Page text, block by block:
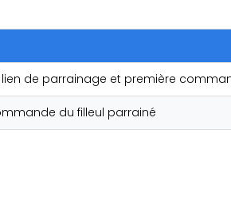
de parrainage et première
du filleul parrainé